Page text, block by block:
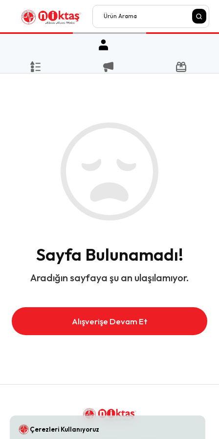
Sayfa Bulunamadı!
Aradığın sayfaya şu an ulaşılamıyor.
Alışverişe Devam Et
Çerezleri Kullanıyoruz